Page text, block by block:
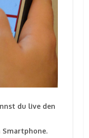
du live den
Smartphone.